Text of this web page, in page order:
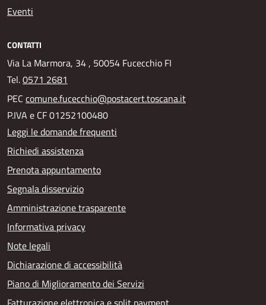
Eventi
CONTATTI
Via La Marmora, 34 , 50054 Fucecchio FI
Tel.0571 2681
PEC comune.fucecchio@postacert.toscana.it
P.IVA e CF 01252100480
Leggi le domande frequenti
Richiedi assistenza
Prenota appuntamento
Segnala disservizio
Amministrazione trasparente
Informativa privacy
Note legali
Dichiarazione di accessibilità
Piano di Miglioramento dei Servizi